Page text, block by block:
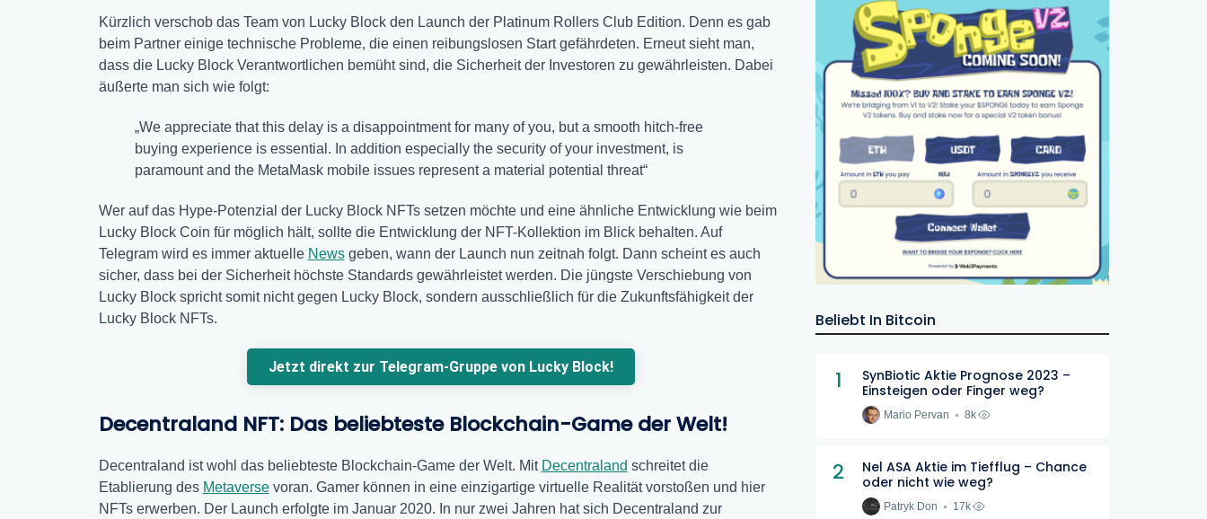
Kürzlich verschob das Team von Lucky Block den Launch der Platinum Rollers Club Edition. Denn es gab
beim Partner einige technische Probleme, die einen reibungslosen Start gefährdeten. Erneut sieht man,
dass die Lucky Block Verantwortlichen bemüht sind, die Sicherheit der Investoren zu gewährleisten. Dabei
äußerte man sich wie folgt:
„We appreciate that this delay is a disappointment for many of you, but a smooth hitch-free
buying experience is essential. In addition especially the security of your investment, is
paramount and the MetaMask mobile issues represent a material potential threat“
Wer auf das Hype-Potenzial der Lucky Block NFTs setzen möchte und eine ähnliche Entwicklung wie beim
Lucky Block Coin für möglich hält, sollte die Entwicklung der NFT-Kollektion im Blick behalten. Auf
Telegram wird es immer aktuelle Newsgeben, wann der Launch nun zeitnah folgt. Dann scheint es auch
sicher, dass bei der Sicherheit höchste Standards gewährleistet werden. Die jüngste Verschiebung von
Lucky Block spricht somit nicht gegen Lucky Block, sondern ausschließlich für die Zukunftsfähigkeit der
Lucky Block NFTs.
Jetzt direkt zur Telegram-Gruppe von Lucky Block!
Decentraland NFT: Das beliebteste Blockchain-Game der Welt!
Decentraland ist wohl das beliebteste Blockchain-Game der Welt. Mit Decentraland schreitet die
Etablierung des Metaversevoran. Gamer können in eine einzigartige virtuelle Realität vorstoßen und hier
NFTs erwerben. Der Launch erfolgte im Januar 2020. In nur zwei Jahren hat sich Decentraland zur
Beliebt In Bitcoin
1
SynBiotic Aktie Prognose 2023 –
Einsteigen oder Finger weg?
Mario Pervan 8k
2
Nel ASA Aktie im Tiefflug – Chance
oder nicht wie weg?
Patryk Don 17k